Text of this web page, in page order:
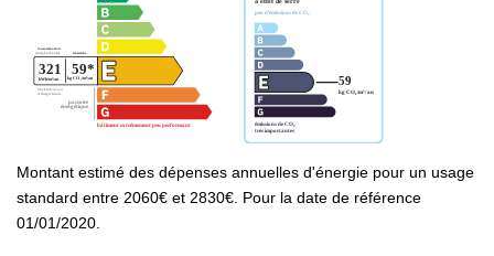
Montant estimé des dépenses annuelles d'énergie pour un usage
standard entre 2060€ et 2830€. Pour la date de référence
01/01/2020.